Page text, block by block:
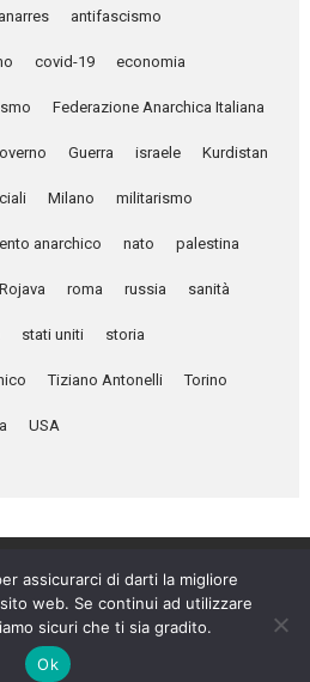
anarres antifascismo
covid-19 economia
Federazione Anarchica Italiana
Guerra israele Kurdistan
Milano militarismo
anarchico nato palestina
Rojava roma russia sanità
stati uniti storia
Tiziano Antonelli Torino
USA
Nova © 2026
nel 1920 da Errico Malatesta
assicurarci di darti la migliore
web. Se continui ad utilizzare
sicuri che ti sia gradito.
Ok